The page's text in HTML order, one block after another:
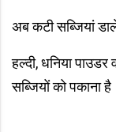
अब कटी सब्जियां
हल्दी, धनिया
सब्जियों को पकाना